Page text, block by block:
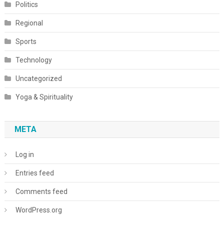
Politics
Regional
Sports
Technology
Uncategorized
Yoga & Spirituality
META
Log in
Entries feed
Comments feed
WordPress.org